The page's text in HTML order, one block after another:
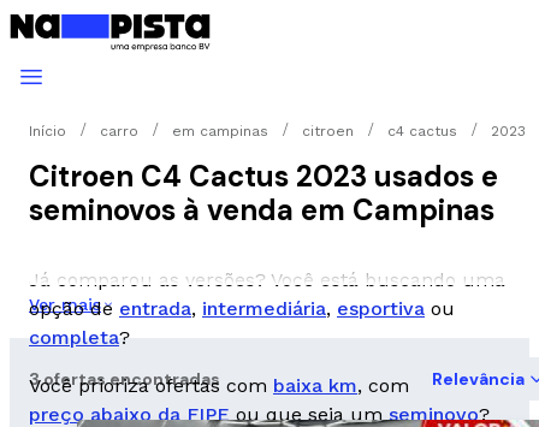
Início carro em campinas citroen c4 cactus 2023
Citroen C4 Cactus 2023 usados e
seminovos à venda em Campinas
Já comparou as versões? Você está buscando uma
opção de entrada, intermediária, esportiva ou
completa?
Você prioriza ofertas com baixa km, com
preço abaixo da FIPEou que seja umseminovo?
Ver mais
3 ofertas encontradas Relevância